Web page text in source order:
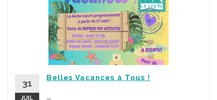
31
JUIL
Belles Vacances à Tous !